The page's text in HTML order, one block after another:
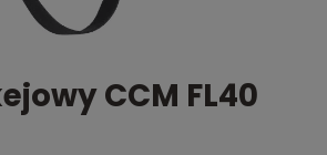
CCM FL40